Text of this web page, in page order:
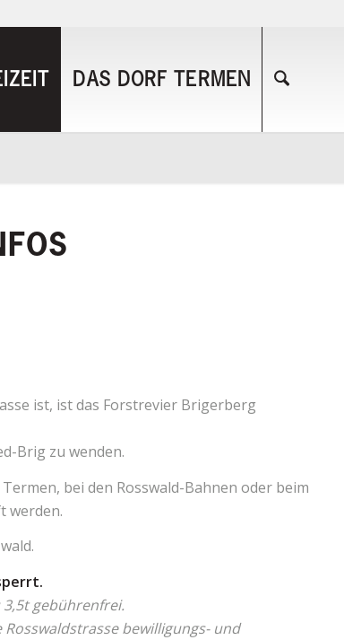
DAS DORF TERMEN
ist, ist das Forstrevier Brigerberg
Brig zu wenden.
bei den Rosswald-Bahnen oder beim
werden.
gebührenfrei.
bewilligungs- und